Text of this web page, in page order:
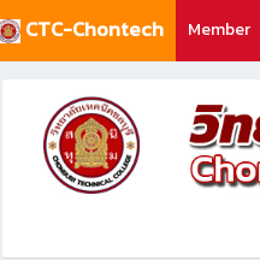
CTC-Chontech Member